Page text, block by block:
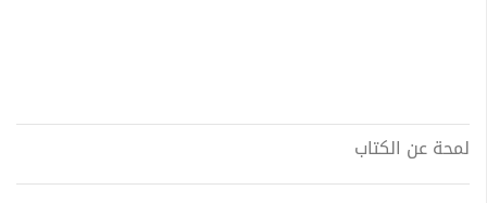
لمحة عن الكتاب